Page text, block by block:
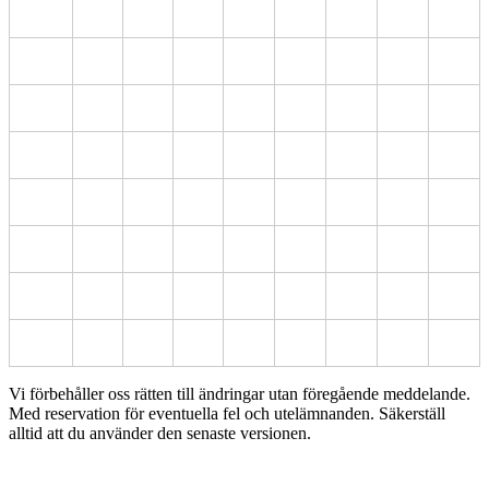
Vi förbehåller oss rätten till ändringar utan föregående meddelande.
Med reservation för eventuella fel och utelämnanden. Säkerställ
alltid att du använder den senaste versionen.